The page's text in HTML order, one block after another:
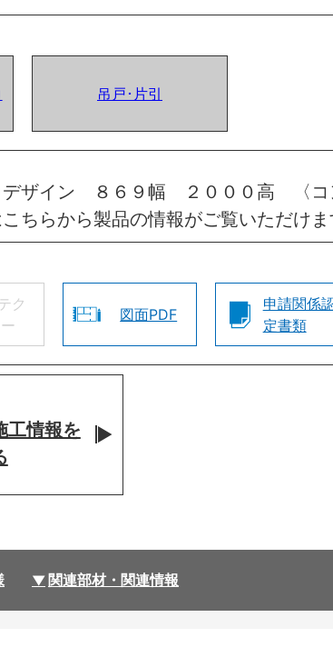
吊戸･片引
ザイン ８６９幅 ２０００高 〈
ちらから製品の情報がご覧いただけ
ク
図面PDF
申請関係
定書類
工情報を
関連部材・関連情報